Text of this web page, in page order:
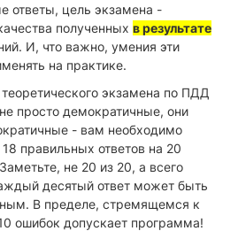
ответы, цель экзамена -
полученных в результате
И, что важно, умения эти
на практике.
экзамена по ПДД
просто демократичные, они
- вам необходимо
18 правильных ответов на 20
не 20 из 20, а всего
десятый ответ может быть
В пределе, стремящемся к
ошибок допускает программа!